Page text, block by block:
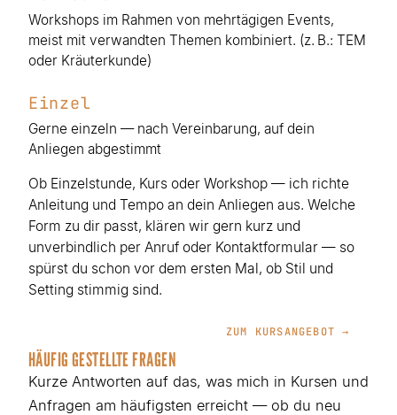
Workshops im Rahmen von mehrtägigen Events,
meist mit verwandten Themen kombiniert. (z. B.: TEM
oder Kräuterkunde)
Einzel
Gerne einzeln — nach Vereinbarung, auf dein
Anliegen abgestimmt
Ob Einzelstunde, Kurs oder Workshop — ich richte
Anleitung und Tempo an dein Anliegen aus. Welche
Form zu dir passt, klären wir gern kurz und
unverbindlich per Anruf oder Kontaktformular — so
spürst du schon vor dem ersten Mal, ob Stil und
Setting stimmig sind.
ZUM KURSANGEBOT →
HÄUFIG GESTELLTE FRAGEN
Kurze Antworten auf das, was mich in Kursen und
Anfragen am häufigsten erreicht — ob du neu